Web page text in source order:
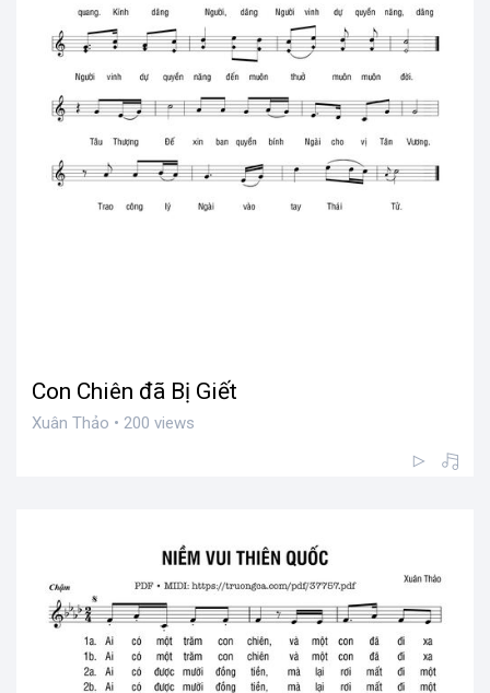
Con Chiên đã Bị Giết
Xuân Thảo • 200 views